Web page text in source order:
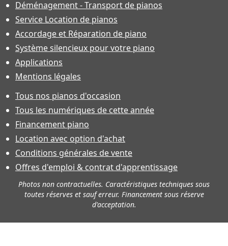
Déménagement - Transport de pianos
Service Location de pianos
Accordage et Réparation de piano
Système silencieux pour votre piano
Applications
Mentions légales
Tous nos pianos d'occasion
Tous les numériques de cette année
Financement piano
Location avec option d'achat
Conditions générales de vente
Offres d'emploi & contrat d'apprentissage
Photos non contractuelles. Caractéristiques techniques sous
toutes réserves et sauf erreur. Financement sous réserve
d'acceptation.